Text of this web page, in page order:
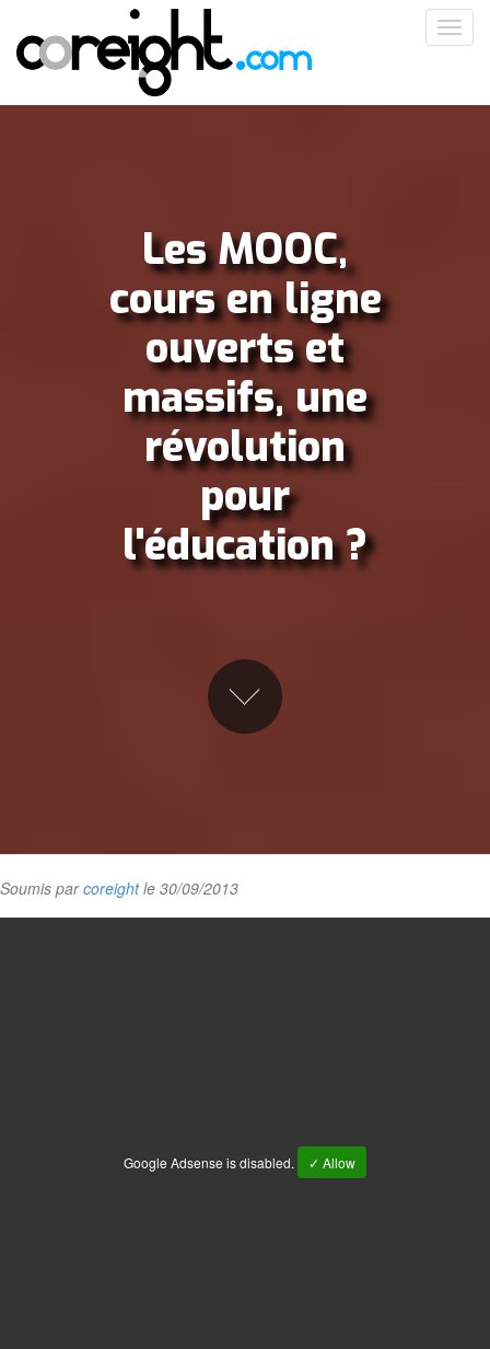
contenu
principal
Les MOOC,
cours en ligne
ouverts et
massifs, une
révolution
pour
l'éducation ?
Soumis parcoreightle 30/09/2013
Google Adsense is disabled. ✓ Allow